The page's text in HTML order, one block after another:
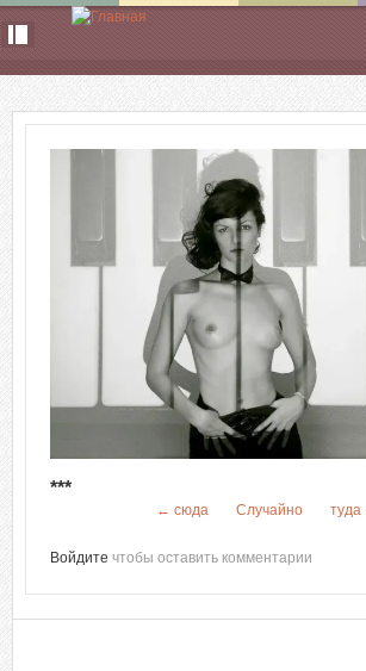
Перейти к основному содержанию
***
← сюда Случайно
Войдите чтобы оставить комментарии